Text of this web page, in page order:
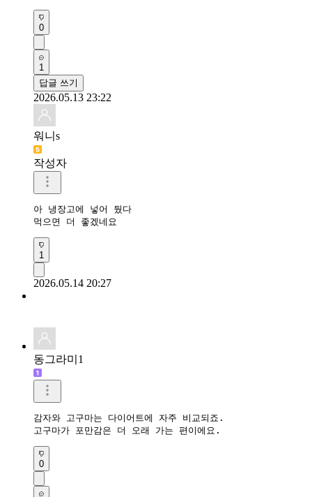
0
1
답글 쓰기
2026.05.13 23:22
워니s
작성자
아 냉장고에 넣어 뒀다
먹으면 더 좋겠네요
1
2026.05.14 20:27
동그라미1
감자와 고구마는 다이어트에 자주 비교되죠.
고구마가 포만감은 더 오래 가는 편이에요.
0